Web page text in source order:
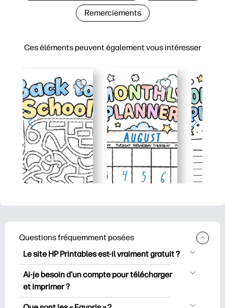
Ces éléments peuvent également vous intéresser
Remerciements
Questions fréquemment posées
Le site HP Printables est-il vraiment gratuit ?
HP Printables propose plus de 2500
documents imprimables gratuits à
télécharger et à imprimer. Découvrez
Ai-je besoin d'un compte pour télécharger
et imprimer ?
Vous pouvez explorer et imprimer sans